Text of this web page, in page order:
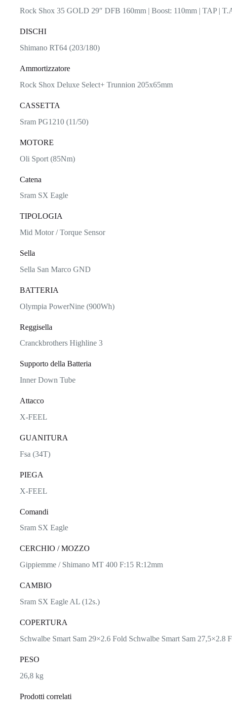
Rock Shox 35 GOLD 29″ DFB 160mm | Boost: 110mm | TAP |
DISCHI
Shimano RT64 (203/180)
Ammortizzatore
Rock Shox Deluxe Select+ Trunnion 205x65mm
CASSETTA
Sram PG1210 (11/50)
MOTORE
Oli Sport (85Nm)
Catena
Sram SX Eagle
TIPOLOGIA
Mid Motor / Torque Sensor
Sella
Sella San Marco GND
BATTERIA
Olympia PowerNine (900Wh)
Reggisella
Cranckbrothers Highline 3
Supporto della Batteria
Inner Down Tube
Attacco
X-FEEL
GUANITURA
Fsa (34T)
PIEGA
X-FEEL
Comandi
Sram SX Eagle
CERCHIO / MOZZO
Gippiemme / Shimano MT 400 F:15 R:12mm
CAMBIO
Sram SX Eagle AL (12s.)
COPERTURA
Schwalbe Smart Sam 29×2.6 Fold Schwalbe Smart Sam 27,5×2.8
PESO
26,8 kg
Prodotti correlati